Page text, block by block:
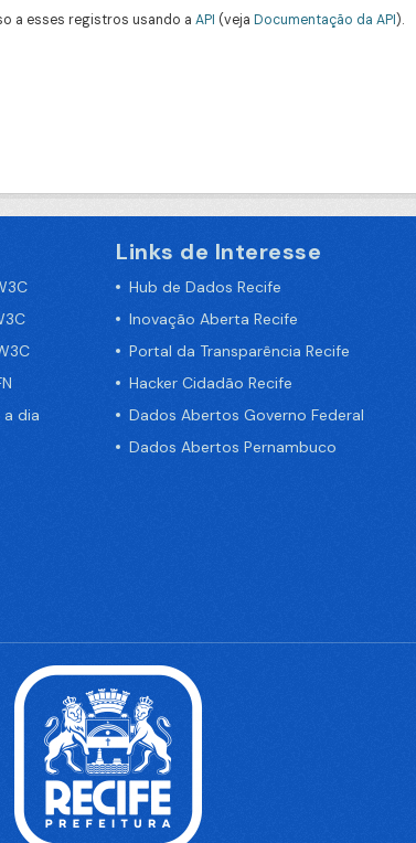
a esses registros usando a API (veja Documentação da API).
dia
Links de Interesse
Hub de Dados Recife
Inovação Aberta Recife
Portal da Transparência Recife
Hacker Cidadão Recife
Dados Abertos Governo Federal
Dados Abertos Pernambuco